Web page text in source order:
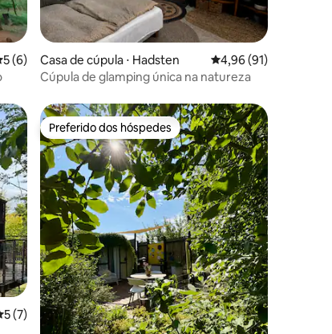
de uma avaliação média de 5, 6 avaliações
5 (6)
Casa de cúpula ⋅ Hadsten 4,96 de uma
4,96 (91)
Cúpula de glamping única na natureza
de uma avaliação média de 5, 7 avaliações
5 (7)
Preferido dos hóspedes
Preferido dos hóspedes